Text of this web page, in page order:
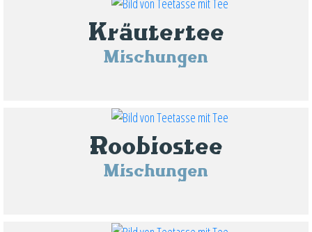
Kräutertee
Mischungen
Roobiostee
Mischungen